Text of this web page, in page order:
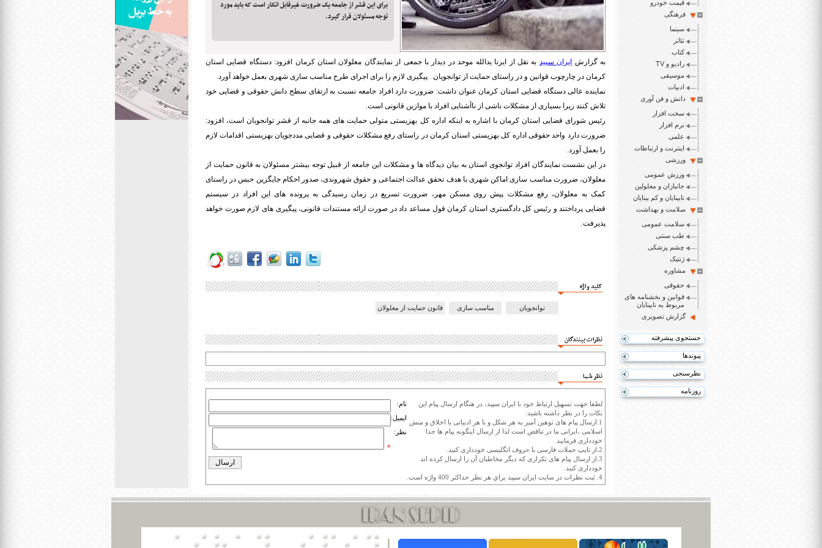
قیمت خودرو
فرهنگی
سینما
تئاتر
کتاب
رادیو و TV
موسیقی
ادبیات
دانش و فن آوری
سخت افزار
نرم افزار
علمی
اینترنت و ارتباطات
ورزشی
ورزش عمومی
جانبازان و معلولین
نابینایان و کم بینایان
سلامت و بهداشت
سلامت عمومی
طب سنتی
چشم پزشکی
ژنتیک
مشاوره
حقوقی
قوانین و بخشنامه های
مربوط به نابینایان
گزارش تصویری
جستجوی پیشرفته
پیوندها
نظرسنجی
روزنامه
برای این قشر از جامعه یک ضرورت غیرقابل انکار است که باید مورد
توجه مسئولان قرار گیرد.
به گزارش ایران سپید به نقل از ایرنا یدالله موحد در دیدار با جمعی از نمایندگان معلولان استان کرمان افزود: دستگاه قضایی استان
کرمان در چارچوب قوانین و در راستای حمایت از توانجویان پیگیری لازم را برای اجرای طرح مناسب سازی شهری بعمل خواهد آورد.
نماینده عالی دستگاه قضایی استان کرمان عنوان داشت: ضرورت دارد افراد جامعه نسبت به ارتقای سطح دانش حقوقی و قضایی خود
تلاش کنند زیرا بسیاری از مشکلات ناشی از ناآشنایی افراد با موازین قانونی است.
رئیس شورای قضایی استان کرمان با اشاره به اینکه اداره کل بهزیستی متولی حمایت های همه جانبه از قشر توانجویان است، افزود:
ضرورت دارد واحد حقوقی اداره کل بهزیستی استان کرمان در راستای رفع مشکلات حقوقی و قضایی مددجویان بهزیستی اقدامات لازم
را بعمل آورد.
در این نشست نمایندگان افراد توانجوی استان به بیان دیدگاه ها و مشکلات این جامعه از قبیل توجه بیشتر مسئولان به قانون حمایت از
معلولان، ضرورت مناسب سازی اماکن شهری با هدف تحقق عدالت اجتماعی و حقوق شهروندی، صدور احکام جایگزین حبس در راستای
کمک به معلولان، رفع مشکلات پیش روی مسکن مهر، ضرورت تسریع در زمان رسیدگی به پرونده های این افراد در سیستم
قضایی پرداختند و رئیس کل دادگستری استان کرمان قول مساعد داد در صورت ارائه مستندات قانونی، پیگیری های لازم صورت خواهد
پذیرفت.
کلید واژه
توانجویان مناسب سازی قانون حمایت از معلولان
نظرات بینندگان
نظر شما
لطفا جهت تسهیل ارتباط خود با ایران سپید، در هنگام ارسال پیام این
نکات را در نظر داشته باشید:
1.ارسال پیام های توهین آمیز به هر شکل و با هر ادبیاتی با اخلاق و منش
اسلامی ،ایرانی ما در تناقض است لذا از ارسال اینگونه پیام ها جدا
خودداری فرمایید.
2.از تایپ جملات فارسی با حروف انگلیسی خودداری کنید.
3.از ارسال پیام های تکراری که دیگر مخاطبان آن را ارسال کرده اند
خودداری کنید.
4. ثبت نظرات در سايت ايران سپيد براي هر نظر حداکثر 400 واژه است.
نام:
ایمیل:
نظر:
*